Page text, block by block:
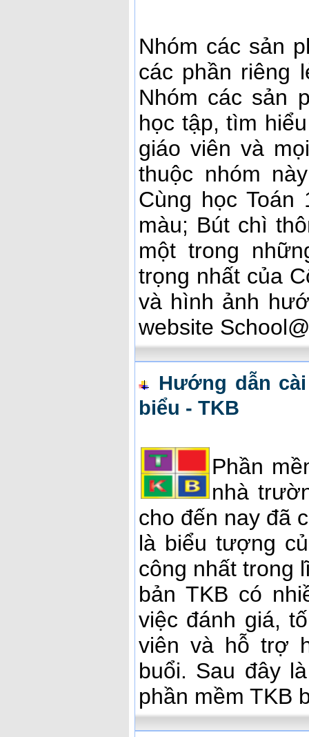
Nhóm các sản
các phần riêng
Nhóm các sản
học tập, tìm
giáo viên và
thuộc nhóm
Cùng học
màu; Bút chì
một trong
trọng nhất của
và hình ảnh
website
Hướng dẫn
biểu - TKB
Phần
nhà
cho đến nay đã
là biểu tượng
công nhất trong
bản TKB có
việc đánh giá,
viên và hỗ trợ
buổi. Sau đây
phần mềm TKB